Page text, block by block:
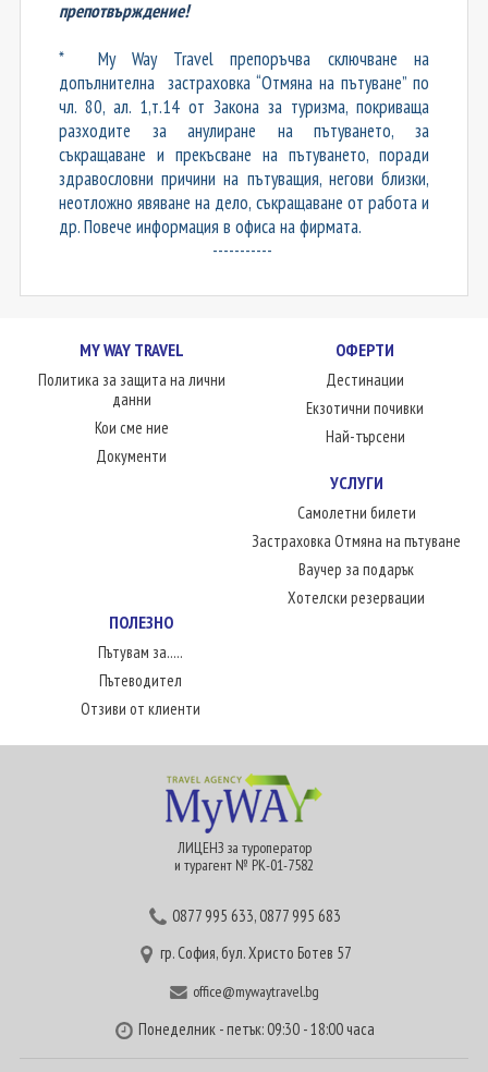
препотвърждение!
* My Way Travel препоръчва сключване на
допълнителна застраховка “Отмяна на пътуване” по
чл. 80, ал. 1,т.14 от Закона за туризма, покриваща
разходите за анулиране на пътуването, за
съкращаване и прекъсване на пътуването, поради
здравословни причини на пътуващия, негови близки,
неотложно явяване на дело, съкращаване от работа и
др. Повече информация в офиса на фирмата.
-----------
MY WAY TRAVEL
Политика за защита на лични
данни
Кои сме ние
Документи
ОФЕРТИ
Дестинации
Екзотични почивки
Най-търсени
УСЛУГИ
Самолетни билети
Застраховка Отмяна на пътуване
Ваучер за подарък
Хотелски резервации
ПОЛЕЗНО
Пътувам за.....
Пътеводител
Отзиви от клиенти
ЛИЦЕНЗ за туроператор
и турагент № РК-01-7582
0877 995 633,0877 995 683
гр. София, бул. Христо Ботев 57
office@mywaytravel.bg
Понеделник - петък: 09:30 - 18:00 часа